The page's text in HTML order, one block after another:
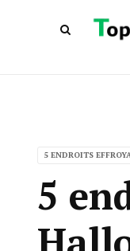
5 ENDROITS
5